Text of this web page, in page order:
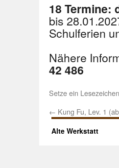
18 Termine:
bis
Schulferien
Nähere
42 486
Setze ein
← Kung Fu, Lev. 1
Alte Werkstatt